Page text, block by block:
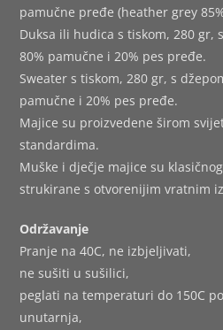
pamučne pređe (heather grey
Duksa ili hudica s tiskom, 280 gr,
80% pamučne i 20% pes pređe.
Sweater s tiskom, 280 gr, s
pamučne i 20% pes pređe.
Majice su proizvedene širom
standardima.
Muške i dječje majice su
strukirane s otvorenijim vratnim
Održavanje
Pranje na 40C, ne izbjeljivati,
ne sušiti u sušilici,
peglati na temperaturi do 150C
unutarnja,